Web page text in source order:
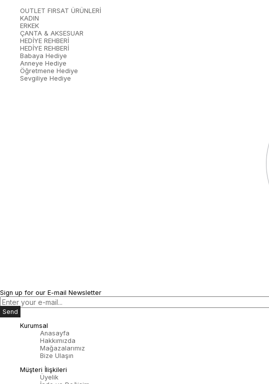
OUTLET FIRSAT ÜRÜNLERİ
KADIN
ERKEK
ÇANTA & AKSESUAR
HEDİYE REHBERİ
HEDİYE REHBERİ
Babaya Hediye
Anneye Hediye
Öğretmene Hediye
Sevgiliye Hediye
Sign up for our E-mail Newsletter
Send
Kurumsal
Anasayfa
Hakkımızda
Mağazalarımız
Bize Ulaşın
Müşteri İlişkileri
Üyelik